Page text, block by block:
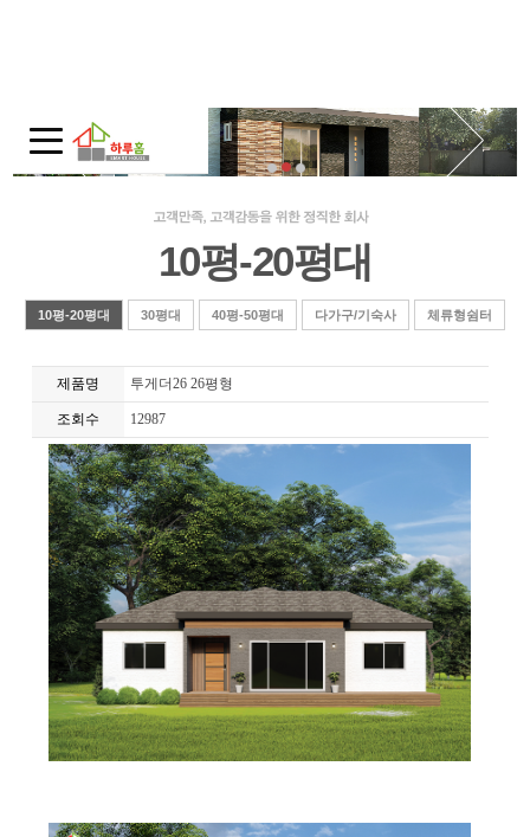
인사말
주택전시관 / 오시는길
모듈러 홈?
10평-20평대
30평대
40평-50평대
다가구/기숙사
체류형쉼터
시공사례
고객센터
공지사항
고객문의
10평-20평대
10평-20평대 30평대 40평-50평대 다가구/기숙사 체류형쉼터
제품명 투게더26 26평형
조회수 12987